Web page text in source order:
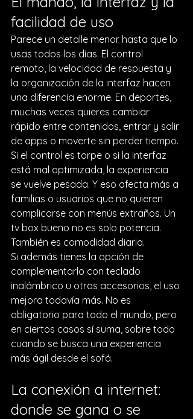
facilidad de uso
Parece un detalle menor hasta que lo
usas todos los días. El control
remoto, la velocidad de respuesta y
la organización de la interfaz hacen
una diferencia enorme. En deportes,
muchas veces quieres cambiar
rápido entre contenidos, entrar y salir
de apps o moverte sin perder tiempo.
Si el control es torpe o si la interfaz
está mal optimizada, la experiencia
se vuelve pesada. Y eso afecta más a
familias o usuarios que no quieren
complicarse con menús extraños. Un
tv box bueno no es solo potencia.
También es comodidad diaria.
Si además tienes la opción de
complementarlo con teclado
inalámbrico u otros accesorios , el uso
mejora todavía más. No es
obligatorio para todo el mundo, pero
en ciertos casos sí suma, sobre todo
cuando se busca una experiencia
más ágil desde el sofá.
La conexión a internet:
donde se gana o se